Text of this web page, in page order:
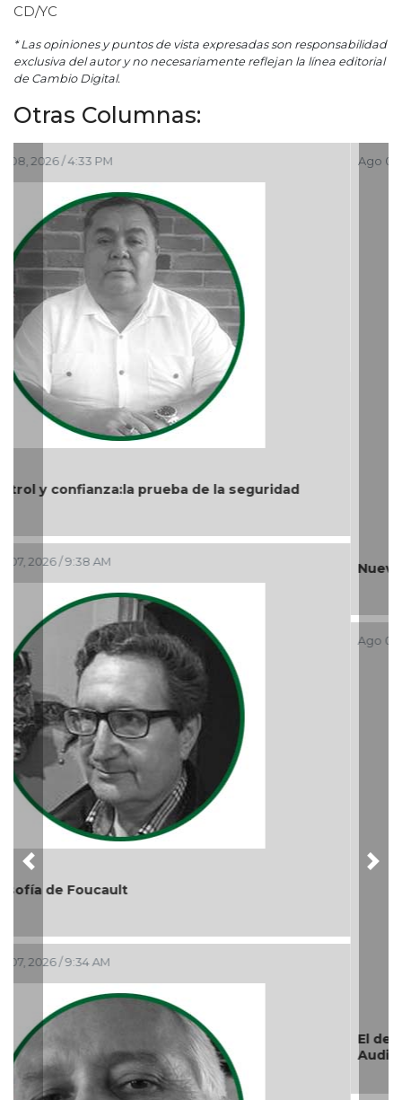
CD/YC
* Las opiniones y puntos de vista expresadas son responsabilidad
exclusiva del autor y no necesariamente reflejan la línea editorial
de Cambio Digital.
Otras Columnas:
Ago 06, 2026 / 12:48 PM
Nuevo ciclo en la UAT
Ago 05, 2026 / 9:04 PM
El debate de la Protección de los Derechos de las
Audiencias
Ago 05, 2026 / 11:33 AM
Previous